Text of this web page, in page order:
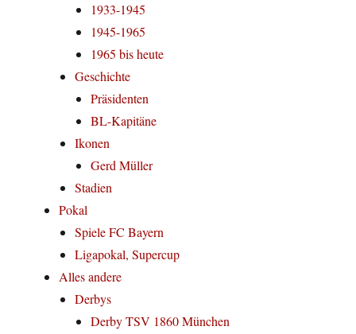
1933-1945
1945-1965
1965 bis heute
Geschichte
Präsidenten
BL-Kapitäne
Ikonen
Gerd Müller
Stadien
Pokal
Spiele FC Bayern
Ligapokal, Supercup
Alles andere
Derbys
Derby TSV 1860 München